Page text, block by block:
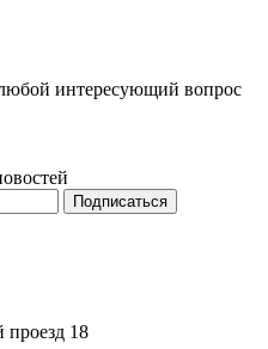
интересующий вопрос
Подписаться
18